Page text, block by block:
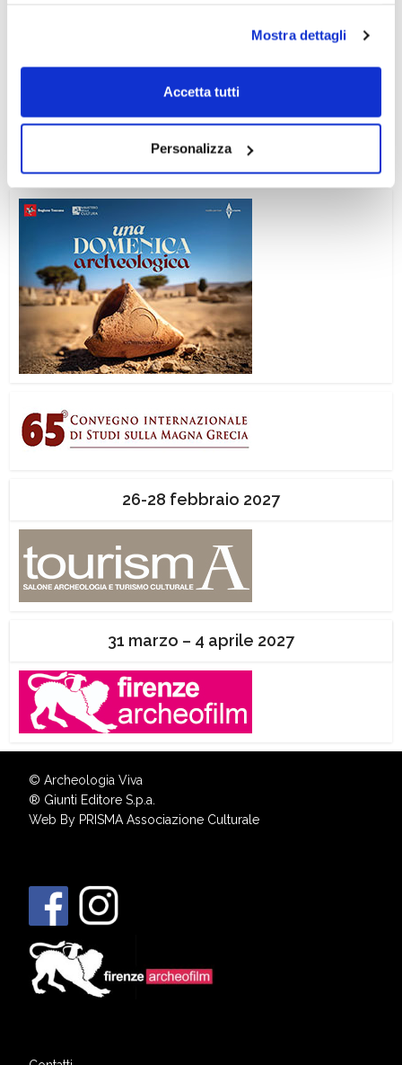
scelte privacy sui cookie, ti invitiamo a prendere visione
dell’informativa cookie.
Chiudendo il banner tramite la “X” prosegui la
dei soli cookie tecnici. Selezionando “Accetta tutti” presti
il tuo consenso alla profilazione che potrai revocare in
ogni momentoRevoca
Mostra dettagli
Accetta tutti
Personalizza
26-28 febbraio 2027
31 marzo – 4 aprile 2027
© Archeologia Viva
® Giunti Editore S.p.a.
Web By PRISMA Associazione Culturale